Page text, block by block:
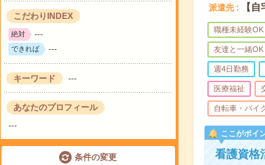
こだわりINDEX
絶対 ---
できれば ---
キーワード ---
あなたのプロフィール
---
条件の変更
派遣先 【
職種未経験OK
友達と一緒OK
週4日勤務
医療福祉
自転車・バイ
ここがポイ
看護資格